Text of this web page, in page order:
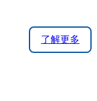
了解更多